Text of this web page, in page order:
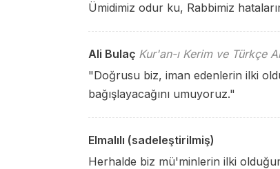
Ümidimiz odur ku, Rabbimiz
Ali Bulaç Kur'an-ı Kerim ve Türkçe
"Doğrusu biz, iman edenlerin ilki
bağışlayacağını umuyoruz."
Elmalılı (sadeleştirilmiş)
Herhalde biz mü'minlerin ilki